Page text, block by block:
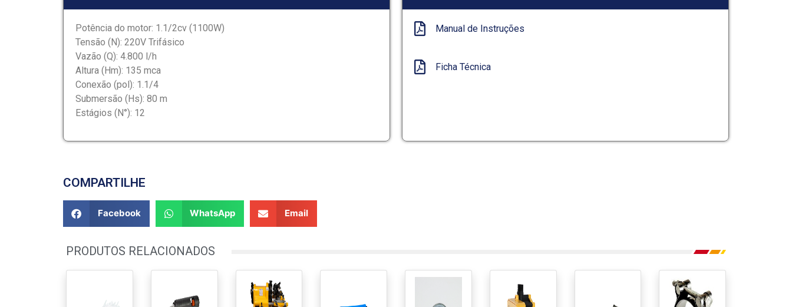
Potência do motor: 1.1/2cv (1100W)
Tensão (N): 220V Trifásico
Vazão (Q): 4.800 l/h
Altura (Hm): 135 mca
Conexão (pol): 1.1/4
Submersão (Hs): 80 m
Estágios (N°): 12
Manual de Instruções
Ficha Técnica
COMPARTILHE
Facebook WhatsApp Email
PRODUTOS RELACIONADOS